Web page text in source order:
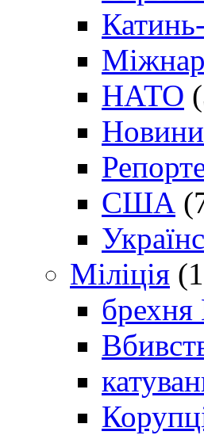
НАТО
Новини
США
Міліція